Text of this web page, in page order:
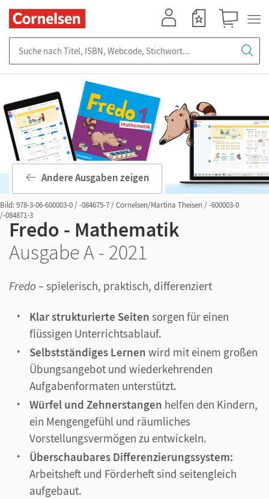
Bild: 978-3-06-600003-0 / -084675-7 / Cornelsen/Martina Theisen / -600003-0
/-084871-3
Andere Ausgaben zeigen
Fredo - Mathematik
Ausgabe A - 2021
Fredo – spielerisch, praktisch, differenziert
Klar strukturierte Seiten sorgen für einen
flüssigen Unterrichtsablauf.
Selbstständiges Lernen wird mit einem großen
Übungsangebot und wiederkehrenden
Aufgabenformaten unterstützt.
Würfel und Zehnerstangen helfen den Kindern,
ein Mengengefühl und räumliches
Vorstellungsvermögen zu entwickeln.
Überschaubares Differenzierungssystem:
Arbeitsheft und Förderheft sind seitengleich
aufgebaut.